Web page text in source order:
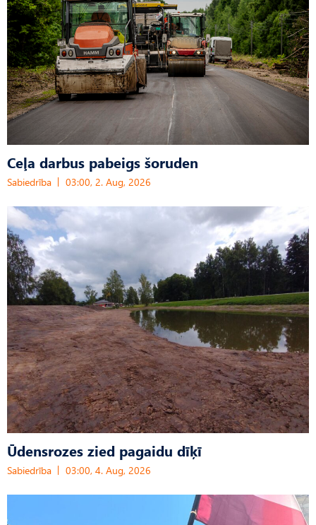
Ceļa darbus pabeigs šoruden
Sabiedrība 03:00, 2. Aug, 2026
Ūdensrozes zied pagaidu dīķī
Sabiedrība 03:00, 4. Aug, 2026